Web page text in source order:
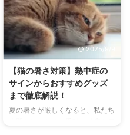
まで、魅力的なドッグランがたく
さんあります。 しかし、「初め
てドッグランに行くから不安」
「どの施設が愛犬に合っているか
わからない」という方も多いので
はないでしょうか。 この記事で
は、大阪府内にある人気のドッグ
ランを厳選し、料金、広さ、利用
条件、設備など、気になる情報を
網羅的に解説します。 さらに、
2025/9/9
【猫の暑さ対策】熱中症の
サインからおすすめグッズ
まで徹底解説！
夏の暑さが厳しくなると、私たち